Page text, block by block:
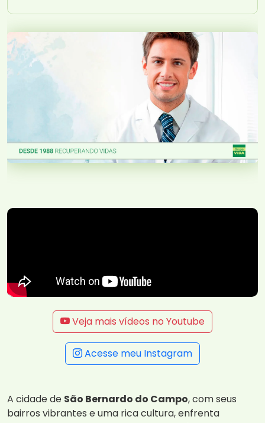
Veja mais vídeos no Youtube
Acesse meu Instagram
A cidade de São Bernardo do Campo, com seus
bairros vibrantes e uma rica cultura, enfrenta